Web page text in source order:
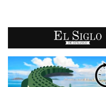
EL SIGLO